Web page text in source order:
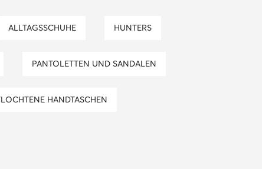
ALLTAGSSCHUHE HUNTERS
PANTOLETTEN UND SANDALEN
HANDTASCHEN